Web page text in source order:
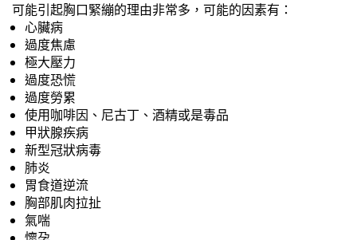
可能引起胸口緊繃的理由非常多，可能的因素有：
心臟病
過度焦慮
極大壓力
過度恐慌
過度勞累
使用咖啡因、尼古丁、酒精或是毒品
甲狀腺疾病
新型冠狀病毒
肺炎
胃食道逆流
胸部肌肉拉扯
氣喘